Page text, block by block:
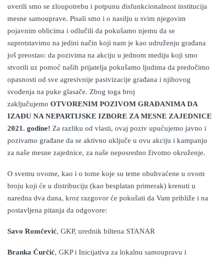
uverili smo se zloupotrebu i potpunu disfunkcionalnost institucija
mesne samouprave. Pisali smo i o nasilju u svim njegovim
pojavnim oblicima i odlučili da pokušamo njemu da se
suprotstavimo na jedini način koji nam je kao udruženju građana
još preostao: da pozivima na akciju u jednom mediju koji smo
stvorili uz pomoć naših prijatelja pokušamo ljudima da predočimo
opasnosti od sve agresivnije pasivizacije građana i njihovog
svođenja na puke glasače. Zbog toga broj
zaključujemo OTVORENIM POZIVOM GRAĐANIMA DA
IZAĐU NA NEPARTIJSKE IZBORE ZA MESNE ZAJEDNICE
2021. godine! Za razliku od vlasti, ovaj poziv upućujemo javno i
pozivamo građane da se aktivno uključe u ovu akciju i kampanju
za naše mesne zajednice, za naše neposredno životno okruženje.
O svemu ovome, kao i o tome koje su teme obuhvaćene u ovom
broju koji će u distribuciju (kao besplatan primerak) krenuti u
naredna dva dana, kroz razgovor će pokušati da Vam približe i na
postavljena pitanja da odgovore:
Savo Romčević, GKP, urednik biltena STANAR
Branka Ćurčić, GKP i Inicijativa za lokalnu samoupravu i